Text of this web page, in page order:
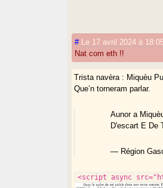
# Le 17 avril 2024 à
Nat com eth !!
Trista navèra : Miquèu
Que’n torneram parlar.
Aunor a
D'escart E De
— Région
<script async